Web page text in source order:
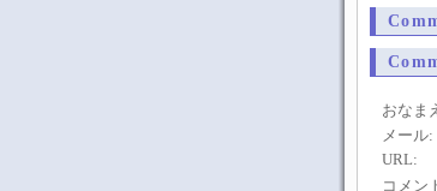
おなま
メール:
URL:
コメン